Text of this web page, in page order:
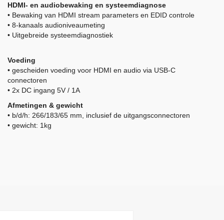
HDMI- en audiobewaking en systeemdiagnose
• Bewaking van HDMI stream parameters en EDID controle
• 8-kanaals audioniveaumeting
• Uitgebreide systeemdiagnostiek
Voeding
• gescheiden voeding voor HDMI en audio via USB-C
connectoren
• 2x DC ingang 5V / 1A
Afmetingen & gewicht
• b/d/h: 266/183/65 mm, inclusief de uitgangsconnectoren
• gewicht: 1kg